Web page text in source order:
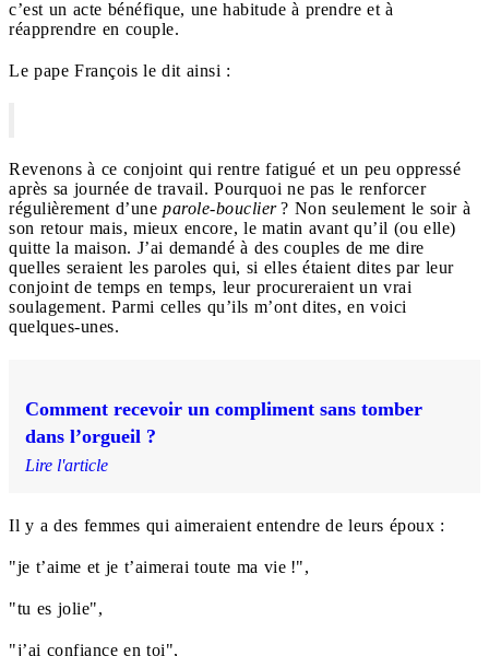
c’est un acte bénéfique, une habitude à prendre et à
réapprendre en couple.
Le pape François le dit ainsi :
Revenons à ce conjoint qui rentre fatigué et un peu oppressé
après sa journée de travail. Pourquoi ne pas le renforcer
régulièrement d’une parole-bouclier? Non seulement le soir à
son retour mais, mieux encore, le matin avant qu’il (ou elle)
quitte la maison. J’ai demandé à des couples de me dire
quelles seraient les paroles qui, si elles étaient dites par leur
conjoint de temps en temps, leur procureraient un vrai
soulagement. Parmi celles qu’ils m’ont dites, en voici
quelques-unes.
Comment recevoir un compliment sans tomber
dans l’orgueil ?
Lire l'article
Il y a des femmes qui aimeraient entendre de leurs époux :
"je t’aime et je t’aimerai toute ma vie !",
"tu es jolie",
"j’ai confiance en toi",